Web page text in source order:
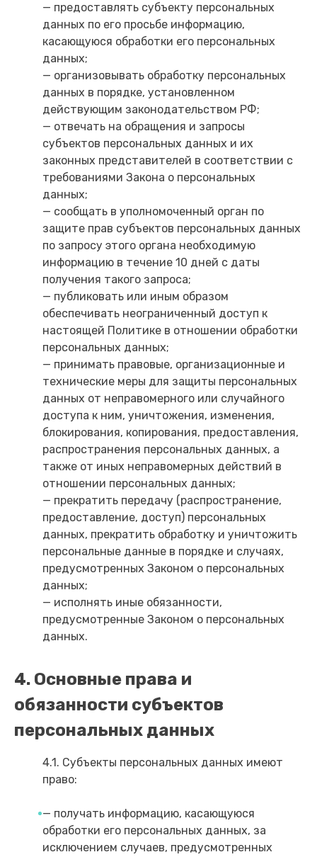
— предоставлять субъекту персональных
данных по его просьбе информацию,
касающуюся обработки его персональных
данных;
— организовывать обработку персональных
данных в порядке, установленном
действующим законодательством РФ;
— отвечать на обращения и запросы
субъектов персональных данных и их
законных представителей в соответствии с
требованиями Закона о персональных
данных;
— сообщать в уполномоченный орган по
защите прав субъектов персональных данных
по запросу этого органа необходимую
информацию в течение 10 дней с даты
получения такого запроса;
— публиковать или иным образом
обеспечивать неограниченный доступ к
настоящей Политике в отношении обработки
персональных данных;
— принимать правовые, организационные и
технические меры для защиты персональных
данных от неправомерного или случайного
доступа к ним, уничтожения, изменения,
блокирования, копирования, предоставления,
распространения персональных данных, а
также от иных неправомерных действий в
отношении персональных данных;
— прекратить передачу (распространение,
предоставление, доступ) персональных
данных, прекратить обработку и уничтожить
персональные данные в порядке и случаях,
предусмотренных Законом о персональных
данных;
— исполнять иные обязанности,
предусмотренные Законом о персональных
данных.
4. Основные права и
обязанности субъектов
персональных данных
4.1. Субъекты персональных данных имеют
право:
— получать информацию, касающуюся
обработки его персональных данных, за
исключением случаев, предусмотренных